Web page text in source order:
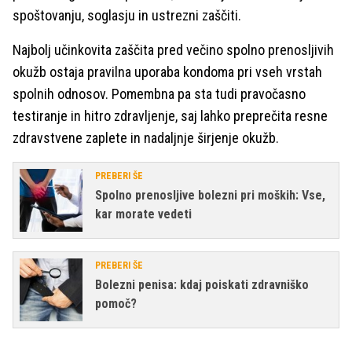
spoštovanju, soglasju in ustrezni zaščiti.
Najbolj učinkovita zaščita pred večino spolno prenosljivih
okužb ostaja pravilna uporaba kondoma pri vseh vrstah
spolnih odnosov. Pomembna pa sta tudi pravočasno
testiranje in hitro zdravljenje, saj lahko preprečita resne
zdravstvene zaplete in nadaljnje širjenje okužb.
PREBERI ŠE
Spolno prenosljive bolezni pri moških: Vse,
kar morate vedeti
PREBERI ŠE
Bolezni penisa: kdaj poiskati zdravniško
pomoč?